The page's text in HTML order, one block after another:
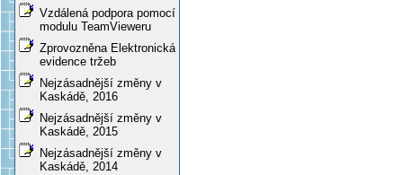
Vzdálená podpora pomocí
modulu TeamVieweru
Zprovozněna Elektronická
evidence tržeb
Nejzásadnější změny v
Kaskádě, 2016
Nejzásadnější změny v
Kaskádě, 2015
Nejzásadnější změny v
Kaskádě, 2014